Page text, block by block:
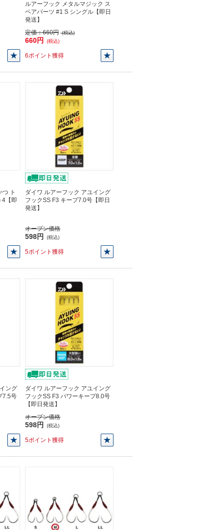
ルアーフック メタルマジック ス
ペアパーツ #1 S シングル【即日
発送】
定価：660円 (税込)
660円 (税込)
6ポイント獲得
つ ト
4【即
ダイワ ルアーフック アユイング
フックSS F3 キープ7.0号【即日
発送】
オープン価格
598円 (税込)
5ポイント獲得
ング
7.5号
ダイワ ルアーフック アユイング
フックSS F3 パワーキープ8.0号
【即日発送】
オープン価格
598円 (税込)
5ポイント獲得